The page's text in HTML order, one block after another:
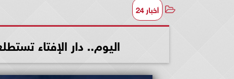
أخبار 24
اليوم.. دار الإفتاء تستطلع